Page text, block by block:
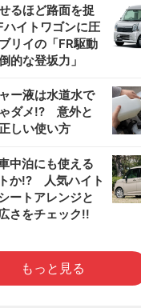
るほど路面を捉
ハイトワゴンに圧
リイの「FR駆動
的な登坂力」
ー液は水道水で
ダメ!? 意外と
しい使い方
中泊にも使える
か!? 人気ハイト
ートアレンジと
さをチェック!!
もっと見る